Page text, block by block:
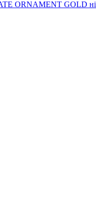
ORNAMENT GOLD